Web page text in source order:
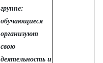
группе:
обучающиеся
организуют
свою
деятельность и